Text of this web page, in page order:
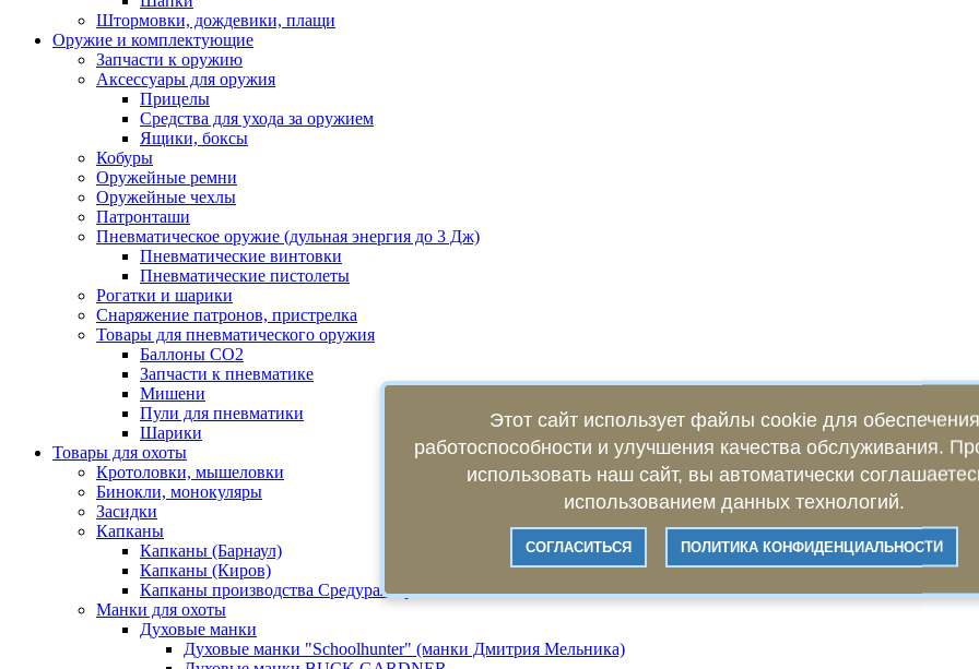
Штормовки, дождевики, плащи
Оружие и комплектующие
Запчасти к оружию
Аксессуары для оружия
Прицелы
Средства для ухода за оружием
Ящики, боксы
Кобуры
Оружейные ремни
Оружейные чехлы
Патронташи
Пневматическое оружие (дульная энергия до 3 Дж)
Пневматические винтовки
Пневматические пистолеты
Рогатки и шарики
Снаряжение патронов, пристрелка
Товары для пневматического оружия
Баллоны СО2
Запчасти к пневматике
Мишени
Пули для пневматики
Шарики
Товары для охоты
Кротоловки, мышеловки
Бинокли, монокуляры
Засидки
Капканы
Капканы (Барнаул)
Капканы (Киров)
Капканы производства Средуралстрой
Манки для охоты
Духовые манки
Духовые манки "Schoolhunter" (манки Дмитрия Мельника)
Этот сайт использует файлы cookie для обеспечения
работоспособности и улучшения качества обслуживания.
использовать наш сайт, вы автоматически
использованием данных технологий.
СОГЛАСИТЬСЯ ПОЛИТИКА КОНФИДЕНЦИАЛЬНОСТИ